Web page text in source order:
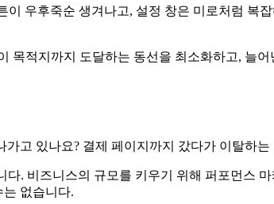
우후죽순 생겨나고, 설정 창은 미로처럼 복
적지까지 도달하는 동선을 최소화하고, 늘어
고 있나요? 결제 페이지까지 갔다가 이탈하
. 비즈니스의 규모를 키우기 위해 퍼포먼스
없습니다.